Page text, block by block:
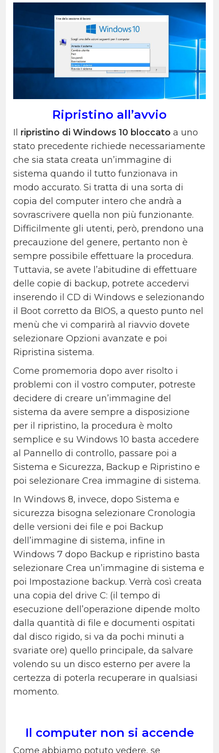
Ripristino all’avvio
Il ripristino di Windows 10 bloccato a uno
stato precedente richiede necessariamente
che sia stata creata un’immagine di
sistema quando il tutto funzionava in
modo accurato. Si tratta di una sorta di
copia del computer intero che andrà a
sovrascrivere quella non più funzionante.
Difficilmente gli utenti, però, prendono una
precauzione del genere, pertanto non è
sempre possibile effettuare la procedura.
Tuttavia, se avete l’abitudine di effettuare
delle copie di backup, potrete accedervi
inserendo il CD di Windows e selezionando
il Boot corretto da BIOS, a questo punto nel
menù che vi comparirà al riavvio dovete
selezionare Opzioni avanzate e poi
Ripristina sistema.
Come promemoria dopo aver risolto i
problemi con il vostro computer, potreste
decidere di creare un’immagine del
sistema da avere sempre a disposizione
per il ripristino, la procedura è molto
semplice e su Windows 10 basta accedere
al Pannello di controllo, passare poi a
Sistema e Sicurezza, Backup e Ripristino e
poi selezionare Crea immagine di sistema.
In Windows 8, invece, dopo Sistema e
sicurezza bisogna selezionare Cronologia
delle versioni dei file e poi Backup
dell’immagine di sistema, infine in
Windows 7 dopo Backup e ripristino basta
selezionare Crea un’immagine di sistema e
poi Impostazione backup. Verrà così creata
una copia del drive C: (il tempo di
esecuzione dell’operazione dipende molto
dalla quantità di file e documenti ospitati
dal disco rigido, si va da pochi minuti a
svariate ore) quello principale, da salvare
volendo su un disco esterno per avere la
certezza di poterla recuperare in qualsiasi
momento.
Il computer non si accende
Come abbiamo potuto vedere, se